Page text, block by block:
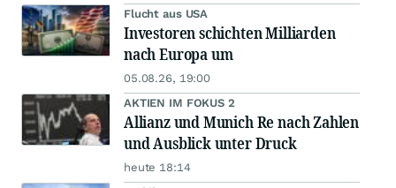
Flucht aus USA
Investoren schichten Milliarden
nach Europa um
05.08.26, 19:00
AKTIEN IM FOKUS 2
Allianz und Munich Re nach Zahlen
und Ausblick unter Druck
heute 18:14